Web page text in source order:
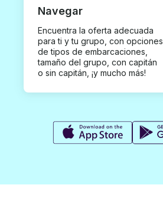
Navegar
Encuentra la oferta adecuada
para ti y tu grupo, con opciones
de tipos de embarcaciones,
tamaño del grupo, con capitán
o sin capitán, ¡y mucho más!